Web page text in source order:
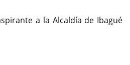
a la Alcaldía de Ibagué